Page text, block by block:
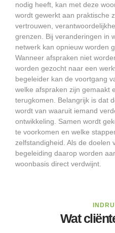
nodig heeft, kan met deze
wordt gewerkt aan praktische
vertrouwen,
grenzen. Bij veranderingen in
netwerk kan opnieuw worden
Wanneer afspraken niet
worden gezocht naar een
begeleider kan de voortgang
welke afspraken zijn gemaakt
terugkomen. Belangrijk is dat
wordt van waaruit iemand
ontwikkeling. Samen wordt
te voorkomen en welke
zelfstandigheid. Als de doelen
begeleiding daarop worden
woonbasis direct verdwijnt.
Wat